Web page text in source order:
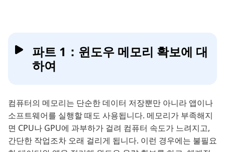
파트 1：윈도우 메모리 확보에 대
하여
컴퓨터의 메모리는 단순한 데이터 저장뿐만 아니라 앱이나
소프트웨어를 실행할 때도 사용됩니다. 메모리가 부족해지
면 CPU나 GPU에 과부하가 걸려 컴퓨터 속도가 느려지고,
간단한 작업조차 오래 걸리게 됩니다. 이런 경우에는 불필요